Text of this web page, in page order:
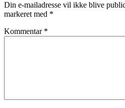
Din e-mailadresse vil ikke blive
markeret med *
Kommentar *